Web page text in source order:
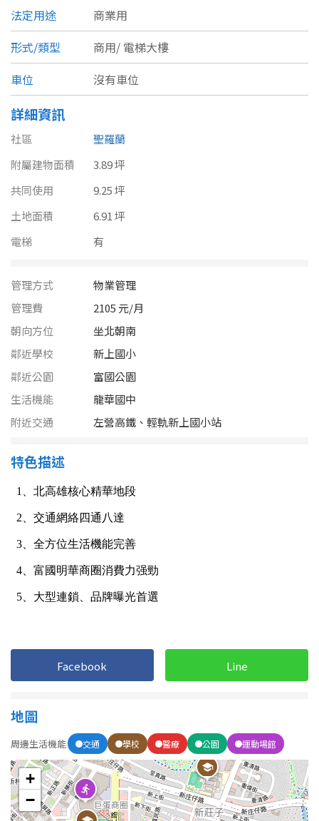
新竹市
新竹縣
苗栗縣
南投縣
雲林縣
嘉義市
嘉義縣
台南市
澎湖縣
屏東縣
不拘 公寓
別墅 透天厝
辦公
廠辦
坪數
60~70 坪
80坪以上
~
不拘
3樓
5~10樓
~ 樓
1房
2房 3房
4房 5房以上
法定用途
商業用
形式/類型
商用/ 電梯大樓
車位
沒有車位
詳細資訊
社區
聖羅蘭
附屬建物面積
3.89 坪
共同使用
9.25 坪
土地面積
6.91 坪
電梯
有
管理方式
物業管理
管理費
2105 元/月
朝向方位
坐北朝南
鄰近學校
新上國小
鄰近公園
富國公園
生活機能
龍華國中
附近交通
左營高鐵、輕軌新上國小站
特色描述
Facebook Line
地圖
周邊生活機能 交通 學校 醫療 公園 運動場館
+
−